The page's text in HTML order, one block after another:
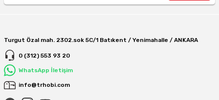
Turgut Özal mah. 2302.sok 5C/1 Batıkent / Yenimahalle / ANKARA
0 (312) 553 93 20
WhatsApp İletişim
info@trhobi.com